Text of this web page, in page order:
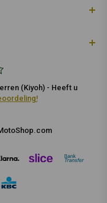
(Kiyoh) - Heeft u